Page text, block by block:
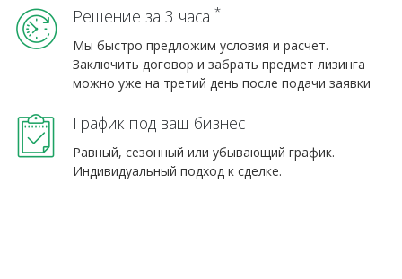
Решение за 3 часа *
Мы быстро предложим условия и расчет.
Заключить договор и забрать предмет лизинга
можно уже на третий день после подачи заявки
График под ваш бизнес
Равный, сезонный или убывающий график.
Индивидуальный подход к сделке.